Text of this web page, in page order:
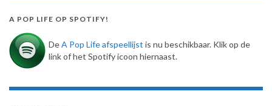
A POP LIFE OP SPOTIFY!
DeA Pop Life afspeellijst is nu beschikbaar. Klik op de
link of het Spotify icoon hiernaast.